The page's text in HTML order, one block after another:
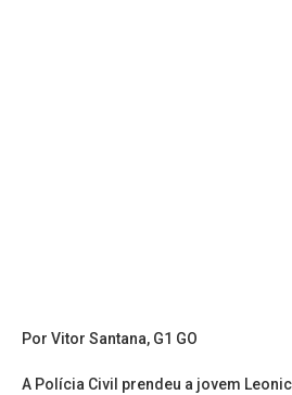
Por Vitor Santana, G1 GO
A Polícia Civil prendeu a jovem